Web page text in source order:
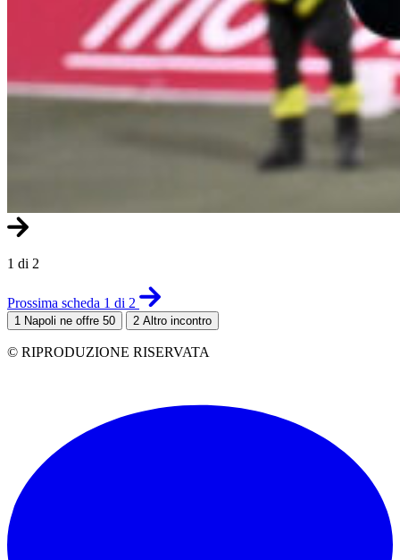
1 di 2
Prossima scheda 1 di 2
1 Napoli ne offre 50 2 Altro incontro
© RIPRODUZIONE RISERVATA